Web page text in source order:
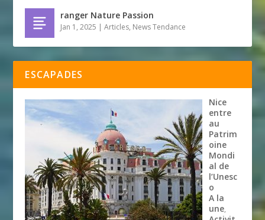
ranger Nature Passion
Jan 1, 2025 |Articles, News Tendance
ESCAPADES
Nice
entre
au
Patrim
oine
Mondi
al de
l’Unesc
o
A la
une,